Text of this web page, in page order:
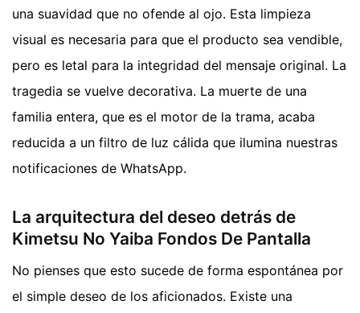
una suavidad que no ofende al ojo. Esta limpieza
visual es necesaria para que el producto sea vendible,
pero es letal para la integridad del mensaje original. La
tragedia se vuelve decorativa. La muerte de una
familia entera, que es el motor de la trama, acaba
reducida a un filtro de luz cálida que ilumina nuestras
notificaciones de WhatsApp.
La arquitectura del deseo detrás de
Kimetsu No Yaiba Fondos De Pantalla
No pienses que esto sucede de forma espontánea por
el simple deseo de los aficionados. Existe una